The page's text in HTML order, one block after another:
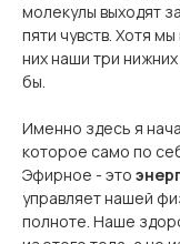
молекулы выходят
пяти чувств. Хотя
них наши три
бы.
Именно здесь я
которое само по
Эфирное - это
управляет нашей
полноте. Наше